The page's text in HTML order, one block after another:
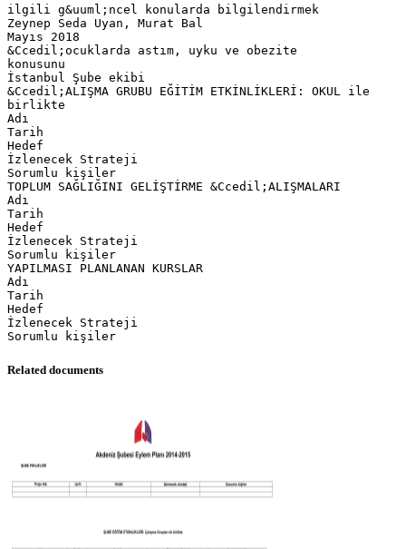
ilgili g&uuml;ncel konularda bilgilendirmek
Zeynep Seda Uyan, Murat Bal
Mayıs 2018
&Ccedil;ocuklarda astım, uyku ve obezite
konusunu
İstanbul Şube ekibi
&Ccedil;ALIŞMA GRUBU EĞİTİM ETKİNLİKLERİ: OKUL ile
birlikte
Adı
Tarih
Hedef
İzlenecek Strateji
Sorumlu kişiler
TOPLUM SAĞLIĞINI GELİŞTİRME &Ccedil;ALIŞMALARI
Adı
Tarih
Hedef
İzlenecek Strateji
Sorumlu kişiler
YAPILMASI PLANLANAN KURSLAR
Adı
Tarih
Hedef
İzlenecek Strateji
Related documents